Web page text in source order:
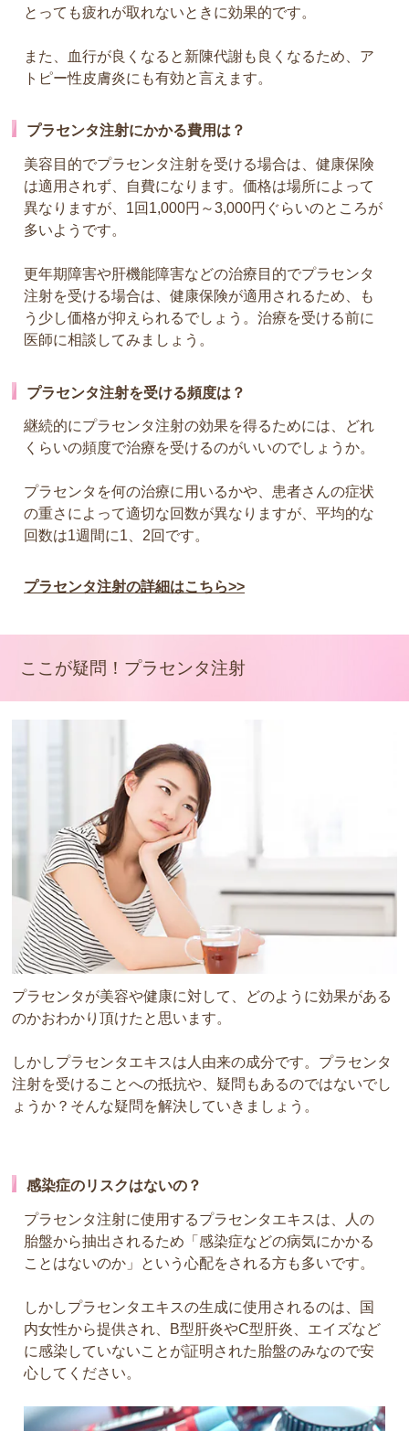
とっても疲れが取れないときに効果的です。
また、血行が良くなると新陳代謝も良くなるため、ア
トピー性皮膚炎にも有効と言えます。
プラセンタ注射にかかる費用は？
美容目的でプラセンタ注射を受ける場合は、健康保険
は適用されず、自費になります。価格は場所によって
異なりますが、1回1,000円～3,000円ぐらいのところが
多いようです。
更年期障害や肝機能障害などの治療目的でプラセンタ
注射を受ける場合は、健康保険が適用されるため、も
う少し価格が抑えられるでしょう。治療を受ける前に
医師に相談してみましょう。
プラセンタ注射を受ける頻度は？
継続的にプラセンタ注射の効果を得るためには、どれ
くらいの頻度で治療を受けるのがいいのでしょうか。
プラセンタを何の治療に用いるかや、患者さんの症状
の重さによって適切な回数が異なりますが、平均的な
回数は1週間に1、2回です。
プラセンタ注射の詳細はこちら>>
ここが疑問！プラセンタ注射
プラセンタが美容や健康に対して、どのように効果がある
のかおわかり頂けたと思います。
しかしプラセンタエキスは人由来の成分です。プラセンタ
注射を受けることへの抵抗や、疑問もあるのではないでし
ょうか？そんな疑問を解決していきましょう。
感染症のリスクはないの？
プラセンタ注射に使用するプラセンタエキスは、人の
胎盤から抽出されるため「感染症などの病気にかかる
ことはないのか」という心配をされる方も多いです。
しかしプラセンタエキスの生成に使用されるのは、国
内女性から提供され、B型肝炎やC型肝炎、エイズなど
に感染していないことが証明された胎盤のみなので安
心してください。